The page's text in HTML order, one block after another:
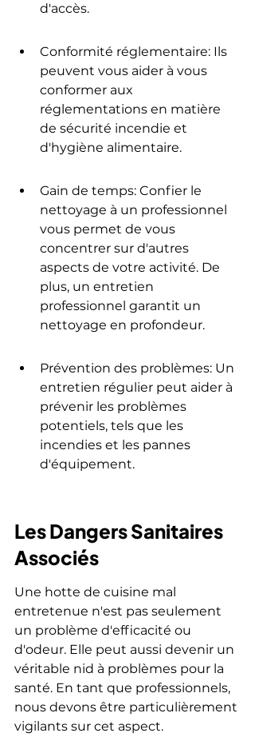
d'accès.
Conformité réglementaire: Ils
peuvent vous aider à vous
conformer aux
réglementations en matière
de sécurité incendie et
d'hygiène alimentaire.
Gain de temps: Confier le
nettoyage à un professionnel
vous permet de vous
concentrer sur d'autres
aspects de votre activité. De
plus, un entretien
professionnel garantit un
nettoyage en profondeur.
Prévention des problèmes: Un
entretien régulier peut aider à
prévenir les problèmes
potentiels, tels que les
incendies et les pannes
d'équipement.
Les Dangers Sanitaires
Associés
Une hotte de cuisine mal
entretenue n'est pas seulement
un problème d'efficacité ou
d'odeur. Elle peut aussi devenir un
véritable nid à problèmes pour la
santé. En tant que professionnels,
nous devons être particulièrement
vigilants sur cet aspect.